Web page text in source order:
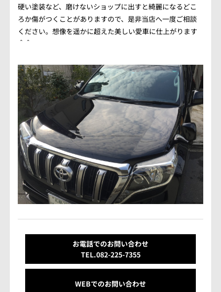
硬い塗装など、磨けないショップに出すと綺麗になるどこ
ろか傷がつくことがありますので、是非当店へ一度ご相談
ください。想像を遥かに超えた美しい愛車に仕上がります
＾＾
お電話でのお問い合わせ
TEL.082-225-7355
WEBでのお問い合わせ